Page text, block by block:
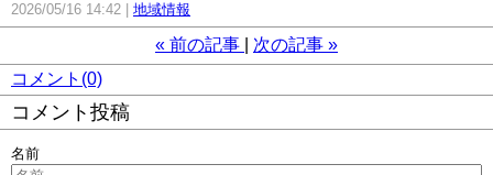
2026/05/16 14:42 地域情報
« 前の記事 次の記事 »
コメント(0)
コメント投稿
名前